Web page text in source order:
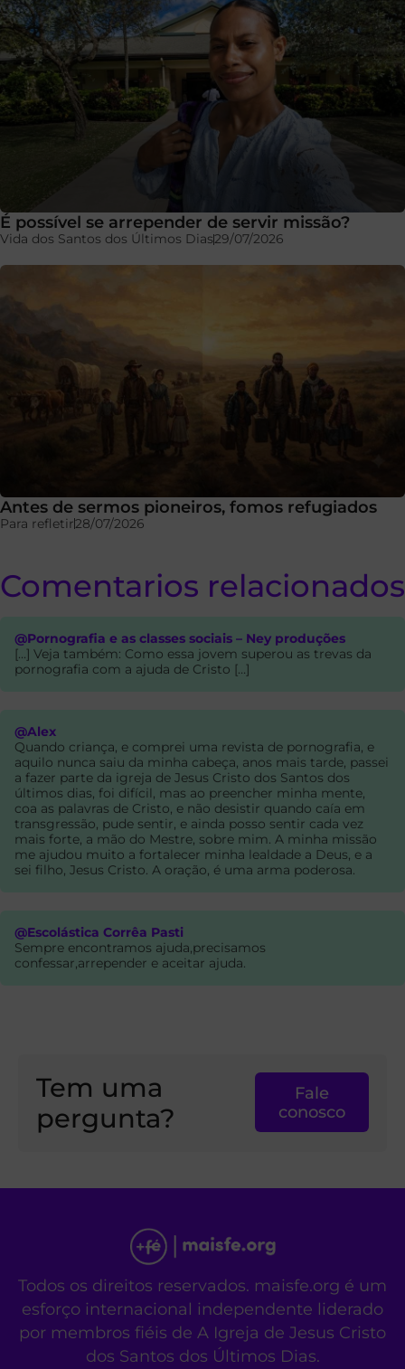
É possível se arrepender de servir missão?
Vida dos Santos dos Últimos Dias29/07/2026
Antes de sermos pioneiros, fomos refugiados
Para refletir28/07/2026
Comentarios relacionados
@Pornografia e as classes sociais – Ney produções
[…] Veja também: Como essa jovem superou as trevas da
pornografia com a ajuda de Cristo […]
@Alex
Quando criança, e comprei uma revista de pornografia, e
aquilo nunca saiu da minha cabeça, anos mais tarde, passei
a fazer parte da igreja de Jesus Cristo dos Santos dos
últimos dias, foi difícil, mas ao preencher minha mente,
coa as palavras de Cristo, e não desistir quando caía em
transgressão, pude sentir, e ainda posso sentir cada vez
mais forte, a mão do Mestre, sobre mim. A minha missão
me ajudou muito a fortalecer minha lealdade a Deus, e a
sei filho, Jesus Cristo. A oração, é uma arma poderosa.
@Escolástica Corrêa Pasti
Sempre encontramos ajuda,precisamos
confessar,arrepender e aceitar ajuda.
Tem uma
pergunta?
Fale
conosco
Todos os direitos reservados. maisfe.org é um
esforço internacional independente liderado
por membros fiéis de A Igreja de Jesus Cristo
dos Santos dos Últimos Dias.